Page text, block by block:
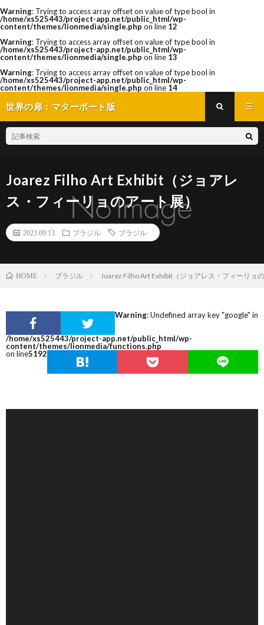
Warning: Trying to access array offset on value of type bool in
/home/xs525443/project-app.net/public_html/wp-
content/themes/lionmedia/single.php on line 12
Warning: Trying to access array offset on value of type bool in
/home/xs525443/project-app.net/public_html/wp-
content/themes/lionmedia/single.php on line 13
Warning: Trying to access array offset on value of type bool in
/home/xs525443/project-app.net/public_html/wp-
content/themes/lionmedia/single.php on line 14
世界の扉：マターポート版
Joarez Filho Art Exhibit（ジョアレ
ス・フィーリョのアート展）
2023.09.13 ブラジル ブラジル
HOME ブラジル Joarez Filho Art Exhibit（ジョアレス・フィーリョ
Warning: Undefined array key "google" in
/home/xs525443/project-app.net/public_html/wp-
content/themes/lionmedia/functions.php
on line5192